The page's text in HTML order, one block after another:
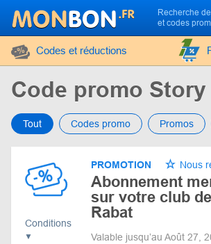
Recherche
et codes
Codes et réductions
Code promo Story
Tout Codes promo Promos
Conditions
PROMOTION Nous
Abonnement
sur votre club
Rabat
Valable jusqu’au Août 27,